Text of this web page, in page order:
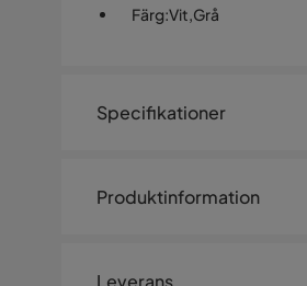
Färg:Vit,Grå
Specifikationer
Material
Produktinformation
Leverans